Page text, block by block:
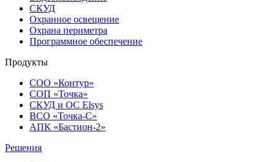
СКУД
Охранное освещение
Охрана периметра
Программное обеспечение
Продукты
СОО «Контур»
СОП «Точка»
СКУД и ОС Elsys
ВСО «Точка-С»
АПК «Бастион-2»
Решения